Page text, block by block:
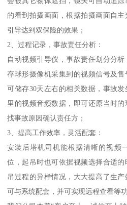
的看到拍摄画面，根据拍摄画面自
引导达到双保险的效果；
2、过程记录，事故责任分析：
自动视频引导仪，事故责任划分分
存球形摄像机采集到的视频信号及售
可储存30天左右的相关数据，事故
里的视频音频数据，即可还原当时
找事故原因确认责任方；
3、提高工作效率，灵活配套：
安装后塔机司机能根据清晰的视频
位，起吊时也可依据视频选择合适
吊过程的异样情况，大大提高了生
可与系统配套，并可实现远程查看等功